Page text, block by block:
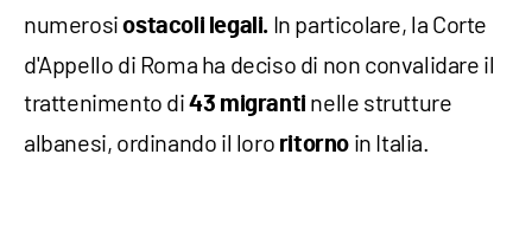
numerosiostacoli legali. In particolare, la Corte
d'Appello di Roma ha deciso di non convalidare il
trattenimento di43 migranti nelle strutture
albanesi, ordinando il loro ritorno in Italia.